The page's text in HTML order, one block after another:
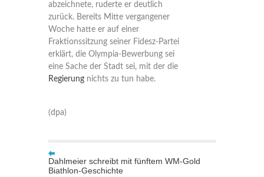
abzeichnete, ruderte er deutlich
zurück. Bereits Mitte vergangener
Woche hatte er auf einer
Fraktionssitzung seiner Fidesz-Partei
erklärt, die Olympia-Bewerbung sei
eine Sache der Stadt sei, mit der die
Regierungnichts zu tun habe.
(dpa)
Dahlmeier schreibt mit fünftem WM-Gold
Biathlon-Geschichte